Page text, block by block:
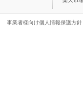
事業者様向け個人情報保護方針